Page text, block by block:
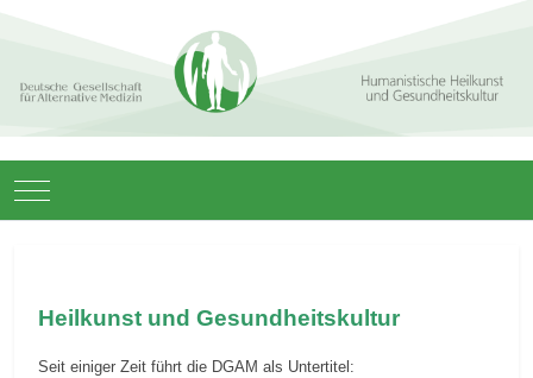
Mobile Menu Toggle
Heilkunst und Gesundheitskultur
Seit einiger Zeit führt die DGAM als Untertitel: